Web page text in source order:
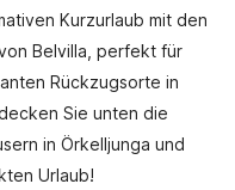
Kurzurlaub mit den
Belvilla, perfekt für
Rückzugsorte in
Sie unten die
in Örkelljunga und
Urlaub!